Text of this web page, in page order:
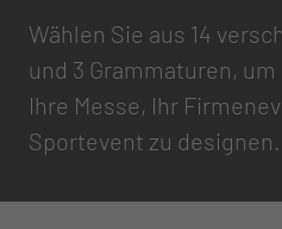
Wählen Sie aus 14
und 3 Grammaturen,
Ihre Messe, Ihr
Sportevent zu designen.